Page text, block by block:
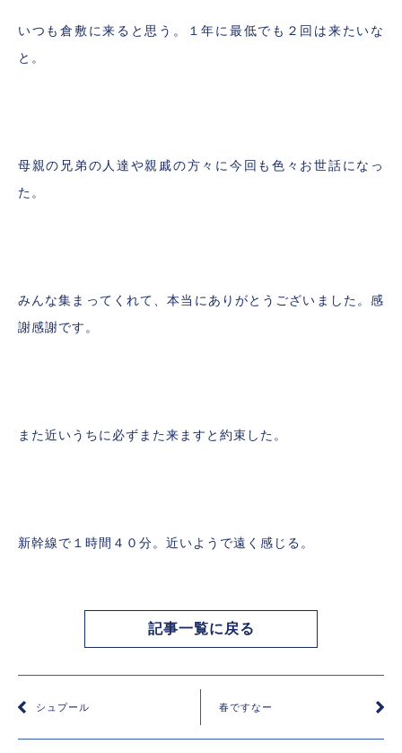
いつも倉敷に来ると思う。１年に最低でも２回は来たいな
と。
母親の兄弟の人達や親戚の方々に今回も色々お世話になっ
た。
みんな集まってくれて、本当にありがとうございました。感
謝感謝です。
また近いうちに必ずまた来ますと約束した。
新幹線で１時間４０分。近いようで遠く感じる。
記事一覧に戻る
シュプール 春ですなー